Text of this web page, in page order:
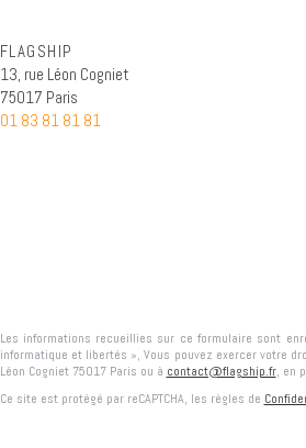
FLAGSHIP
13, rue Léon Cogniet
75017 Paris
01 83 81 81 81
Les informations recueillies sur ce formulaire sont
informatique et libertés », Vous pouvez exercer votre
Léon Cogniet 75017 Paris ou à contact@flagship.fr, en
Ce site est protégé par reCAPTCHA, les règles de